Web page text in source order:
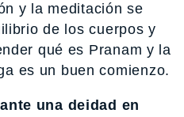
y la meditación se
de los cuerpos y
qué es Pranam y la
es un buen comienzo.
una deidad en